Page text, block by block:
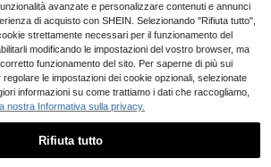
avanzate e personalizzare contenuti e annunci
di acquisto con SHEIN. Selezionando "Rifiuta tutto",
strettamente necessari per il funzionamento del
modificando le impostazioni del vostro browser, ma
funzionamento del sito. Per saperne di più sui
le impostazioni dei cookie opzionali, selezionate
informazioni su come trattiamo i dati che raccogliamo,
nostra Informativa sulla privacy.
Rifiuta tutto